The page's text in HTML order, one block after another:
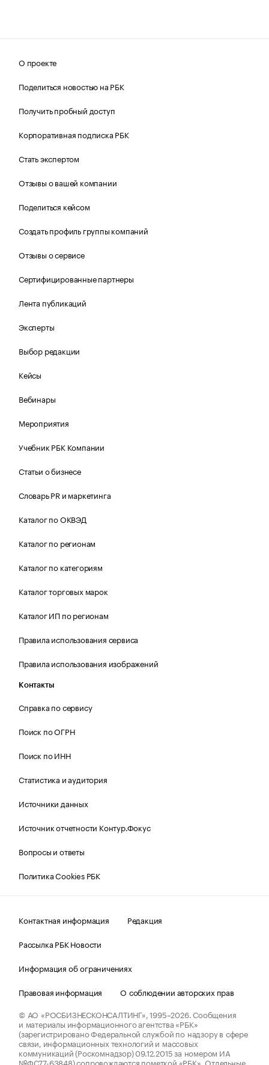
О проекте
Поделиться новостью на РБК
Получить пробный доступ
Корпоративная подписка РБК
Стать экспертом
Отзывы о вашей компании
Поделиться кейсом
Создать профиль группы компаний
Отзывы о сервисе
Сертифицированные партнеры
Лента публикаций
Эксперты
Выбор редакции
Кейсы
Вебинары
Мероприятия
Учебник РБК Компании
Статьи о бизнесе
Словарь PR и маркетинга
Каталог по ОКВЭД
Каталог по регионам
Каталог по категориям
Каталог торговых марок
Каталог ИП по регионам
Правила использования сервиса
Правила использования изображений
Контакты
Справка по сервису
Поиск по ОГРН
Поиск по ИНН
Статистика и аудитория
Источники данных
Источник отчетности Контур.Фокус
Вопросы и ответы
Политика Cookies РБК
Контактная информация
Редакция
Рассылка РБК Новости
Информация об ограничениях
Правовая информация
О соблюдении авторских прав
© АО «РОСБИЗНЕСКОНСАЛТИНГ»,1995–2026.Сообщения
и материалы информационного агентства «РБК»
(зарегистрировано Федеральной службой по надзору в сфере
связи, информационных технологий и массовых
коммуникаций (Роскомнадзор) 09.12.2015 за номером ИА
№ФС77-63848) сопровождаются пометкой «РБК». Отдельные